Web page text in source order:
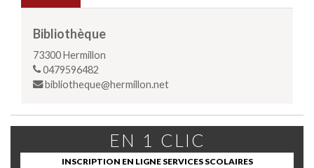
Bibliothèque
73300Hermillon
0479596482
bibliotheque@hermillon.net
EN 1 CLIC
INSCRIPTION EN LIGNE SERVICES SCOLAIRES